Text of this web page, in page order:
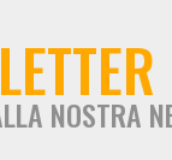
NOSTRA